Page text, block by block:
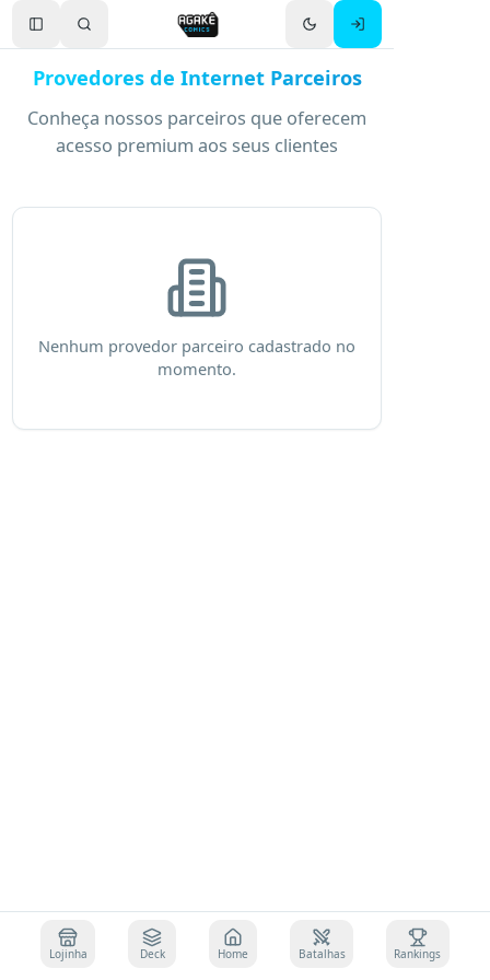
Toggle Sidebar
Provedores de Internet Parceiros
Conheça nossos parceiros que oferecem
acesso premium aos seus clientes
Nenhum provedor parceiro cadastrado no
momento.
Lojinha Deck Home Batalhas Rankings